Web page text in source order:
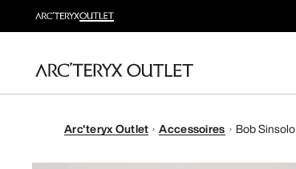
Arc'teryx Outlet Accessoires Bob Sinsolo